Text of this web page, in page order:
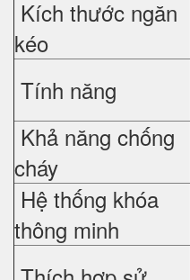
Kích thước ngăn
kéo
Tính năng
Khả năng chống
cháy
Hệ thống khóa
thông minh